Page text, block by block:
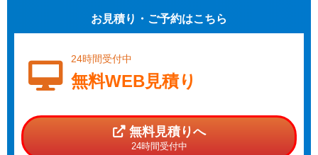
お見積り・ご予約はこちら
24時間受付中
無料WEB見積り
無料見積りへ
24時間受付中